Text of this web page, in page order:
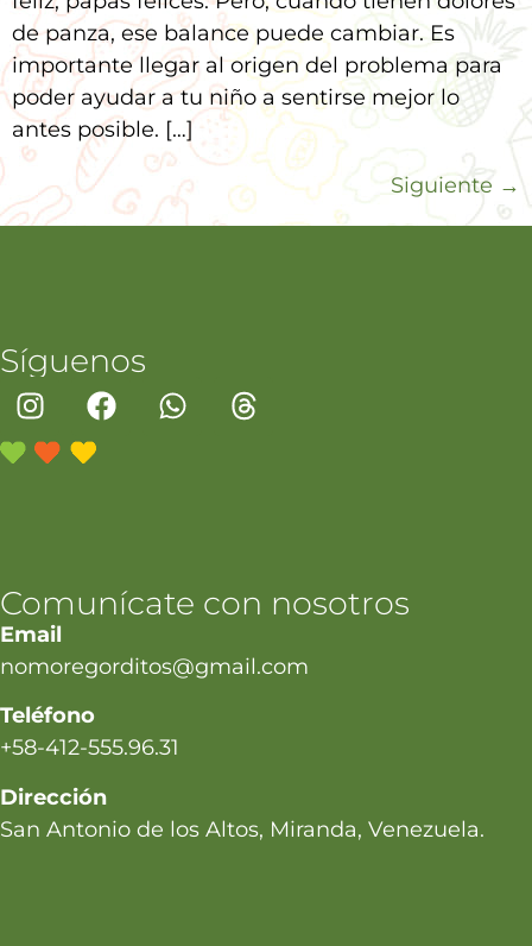
de panza, ese balance puede cambiar. Es
importante llegar al origen del problema para
poder ayudar a tu niño a sentirse mejor lo
antes posible. […]
Siguiente →
Síguenos
Comunícate con nosotros
Email
nomoregorditos@gmail.com
Teléfono
+58-412-555.96.31
Dirección
San Antonio de los Altos, Miranda, Venezuela.